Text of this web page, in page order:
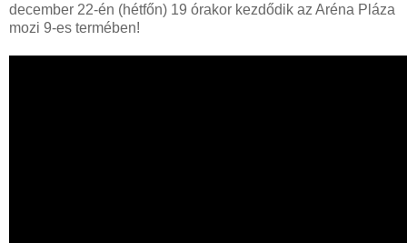
december 22-én (hétfőn) 19 órakor kezdődik az Aréna Pláza
mozi 9-es termében!